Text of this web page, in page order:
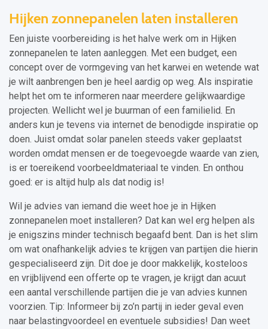
Hijken zonnepanelen laten installeren
Een juiste voorbereiding is het halve werk om in Hijken
zonnepanelen te laten aanleggen. Met een budget, een
concept over de vormgeving van het karwei en wetende wat
je wilt aanbrengen ben je heel aardig op weg. Als inspiratie
helpt het om te informeren naar meerdere gelijkwaardige
projecten. Wellicht wel je buurman of een familielid. En
anders kun je tevens via internet de benodigde inspiratie op
doen. Juist omdat solar panelen steeds vaker geplaatst
worden omdat mensen er de toegevoegde waarde van zien,
is er toereikend voorbeeldmateriaal te vinden. En onthou
goed: er is altijd hulp als dat nodig is!
Wil je advies van iemand die weet hoe je in Hijken
zonnepanelen moet installeren? Dat kan wel erg helpen als
je enigszins minder technisch begaafd bent. Dan is het slim
om wat onafhankelijk advies te krijgen van partijen die hierin
gespecialiseerd zijn. Dit doe je door makkelijk, kosteloos
en vrijblijvend een offerte op te vragen, je krijgt dan acuut
een aantal verschillende partijen die je van advies kunnen
voorzien. Tip: Informeer bij zo’n partij in ieder geval even
naar belastingvoordeel en eventuele subsidies! Dan weet